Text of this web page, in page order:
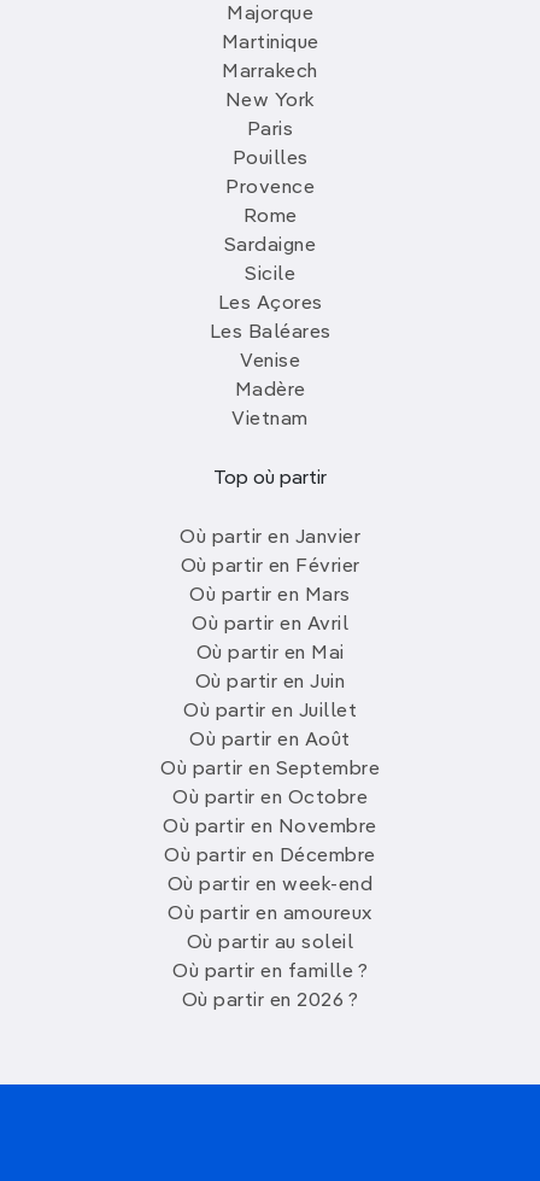
Majorque
Martinique
Marrakech
New York
Paris
Pouilles
Provence
Rome
Sardaigne
Sicile
Les Açores
Les Baléares
Venise
Madère
Vietnam
Top où partir
Où partir en Janvier
Où partir en Février
Où partir en Mars
Où partir en Avril
Où partir en Mai
Où partir en Juin
Où partir en Juillet
Où partir en Août
Où partir en Septembre
Où partir en Octobre
Où partir en Novembre
Où partir en Décembre
Où partir en week-end
Où partir en amoureux
Où partir au soleil
Où partir en famille ?
Où partir en 2026 ?